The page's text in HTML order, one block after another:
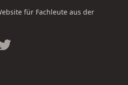
für Fachleute aus der